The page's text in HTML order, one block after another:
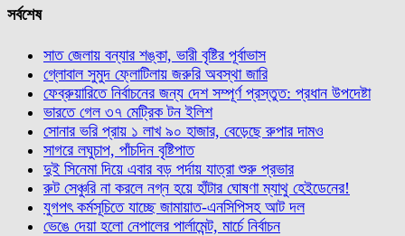
সর্বশেষ
সাত জেলায় বন্যার শঙ্কা, ভারী বৃষ্টির পূর্বাভাস
গ্লোবাল সুমুদ ফ্লোটিলায় জরুরি অবস্থা জারি
ফেব্রুয়ারিতে নির্বাচনের জন্য দেশ সম্পূর্ণ প্রস্তুত: প্রধান উপদেষ্টা
ভারতে গেল ৩৭ মেট্রিক টন ইলিশ
সোনার ভরি প্রায় ১ লাখ ৯০ হাজার, বেড়েছে রুপার দামও
সাগরে লঘুচাপ, পাঁচদিন বৃষ্টিপাত
দুই সিনেমা দিয়ে এবার বড় পর্দায় যাত্রা শুরু প্রভার
রুট সেঞ্চুরি না করলে নগ্ন হয়ে হাঁটার ঘোষণা ম্যাথু হেইডেনের!
যুগপৎ কর্মসূচিতে যাচ্ছে জামায়াত-এনসিপিসহ আট দল
ভেঙে দেয়া হলো নেপালের পার্লামেন্ট, মার্চে নির্বাচন